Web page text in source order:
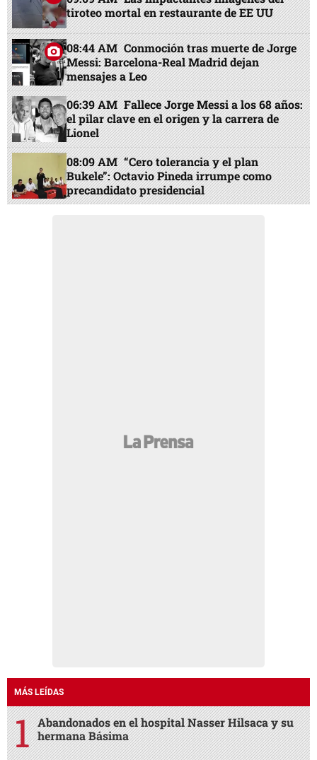
tiroteo mortal en restaurante de EE UU
08:44 AM Conmoción tras muerte de Jorge
Messi: Barcelona-Real Madrid dejan
mensajes a Leo
06:39 AM Fallece Jorge Messi a los 68 años:
el pilar clave en el origen y la carrera de
Lionel
08:09 AM “Cero tolerancia y el plan
Bukele”: Octavio Pineda irrumpe como
precandidato presidencial
MÁS LEÍDAS
Abandonados en el hospital Nasser Hilsaca y su
hermana Básima